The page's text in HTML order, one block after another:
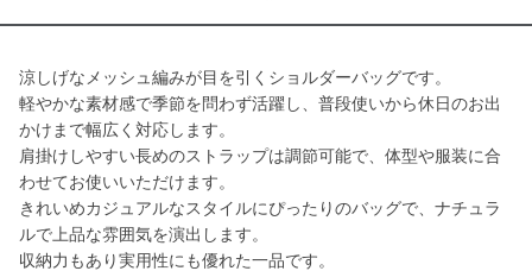
涼しげなメッシュ編みが目を引くショルダーバッグです。
軽やかな素材感で季節を問わず活躍し、普段使いから休日のお出
かけまで幅広く対応します。
肩掛けしやすい長めのストラップは調節可能で、体型や服装に合
わせてお使いいただけます。
きれいめカジュアルなスタイルにぴったりのバッグで、ナチュラ
ルで上品な雰囲気を演出します。
収納力もあり実用性にも優れた一品です。